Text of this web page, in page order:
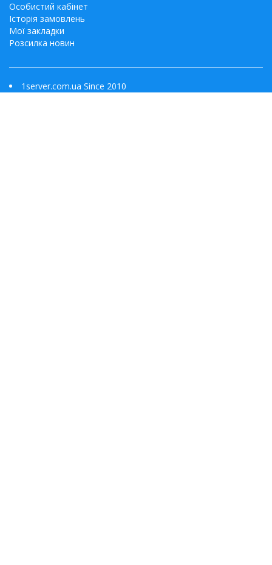
Особистий кабінет
Історія замовлень
Мої закладки
Розсилка новин
1server.com.ua Since 2010